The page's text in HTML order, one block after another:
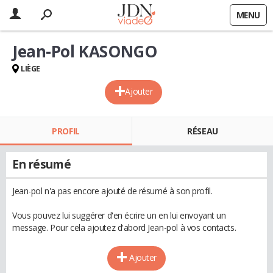
MENU
Ajouter
Jean-Pol KASONGO
LIÈGE
PROFIL RÉSEAU
En résumé
Jean-pol n'a pas encore ajouté de résumé à son profil.
Vous pouvez lui suggérer d'en écrire un en lui envoyant un
message. Pour cela ajoutez d'abord Jean-pol à vos contacts.
Ajouter